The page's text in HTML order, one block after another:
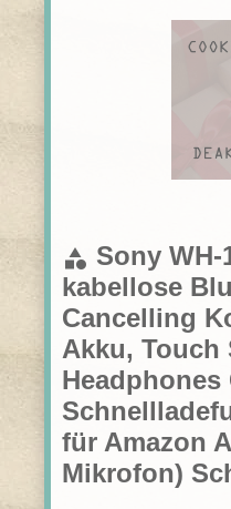
category Sony WH-
kabellose
Cancelling
Akku, Touch
Headphones
für Amazon
Mikrofon)